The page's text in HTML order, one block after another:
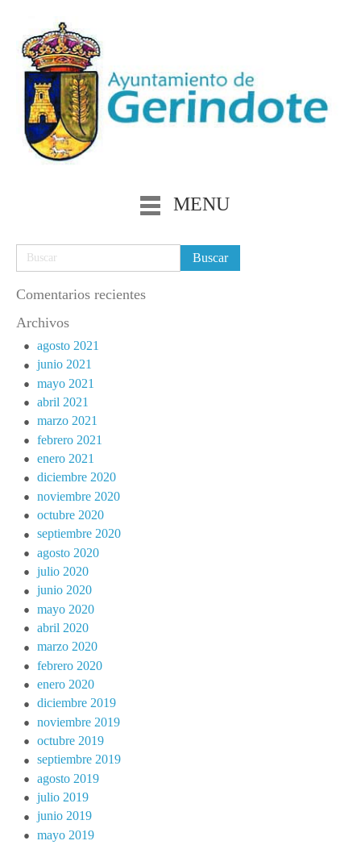
MENU
Comentarios recientes
Archivos
agosto 2021
junio 2021
mayo 2021
abril 2021
marzo 2021
febrero 2021
enero 2021
diciembre 2020
noviembre 2020
octubre 2020
septiembre 2020
agosto 2020
julio 2020
junio 2020
mayo 2020
abril 2020
marzo 2020
febrero 2020
enero 2020
diciembre 2019
noviembre 2019
octubre 2019
septiembre 2019
agosto 2019
julio 2019
junio 2019
mayo 2019